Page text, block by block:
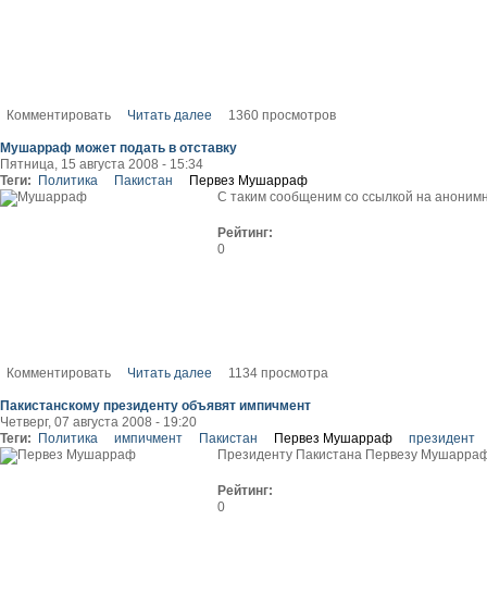
Комментировать Читать далее 1360 просмотров
Мушарраф может подать в отставку
Пятница, 15 августа 2008 - 15:34
Теги:
Политика Пакистан
Первез Мушарраф
С таким сообщеним со ссылкой на
Рейтинг:
0
Комментировать Читать далее 1134 просмотра
Пакистанскому президенту объявят импичмент
Четверг, 07 августа 2008 - 19:20
Теги:
Политика импичмент Пакистан Первез Мушарраф
президент
Президенту Пакистана Первезу
Рейтинг:
0